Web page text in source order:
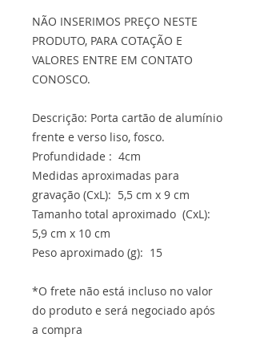
NÃO INSERIMOS PREÇO NESTE
PRODUTO, PARA COTAÇÃO E
VALORES ENTRE EM CONTATO
CONOSCO.
Descrição: Porta cartão de alumínio
frente e verso liso, fosco.
Profundidade : 4cm
Medidas aproximadas para
gravação (CxL): 5,5 cm x 9 cm
Tamanho total aproximado (CxL):
5,9 cm x 10 cm
Peso aproximado (g): 15
*O frete não está incluso no valor
do produto e será negociado após
a compra